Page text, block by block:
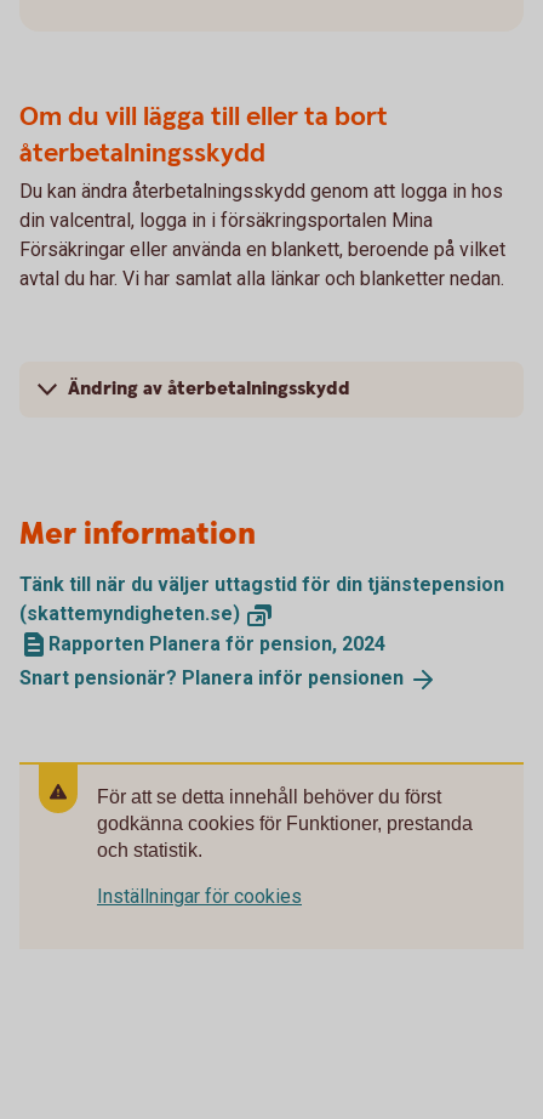
Om du vill lägga till eller ta bort
återbetalningsskydd
Du kan ändra återbetalningsskydd genom att logga in hos
din valcentral, logga in i försäkringsportalen Mina
Försäkringar eller använda en blankett, beroende på vilket
avtal du har. Vi har samlat alla länkar och blanketter nedan.
Ändring av återbetalningsskydd
Mer information
Tänk till när du väljer uttagstid för din tjänstepension
(skattemyndigheten.se)
Rapporten Planera för pension, 2024
Snart pensionär? Planera inför pensionen
För att se detta innehåll behöver du först
godkänna cookies för Funktioner, prestanda
och statistik.
Inställningar för cookies